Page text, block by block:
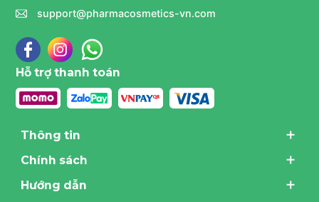
support@pharmacosmetics-vn.com
Hỗ trợ thanh toán
Thông tin
Chính sách
Hướng dẫn